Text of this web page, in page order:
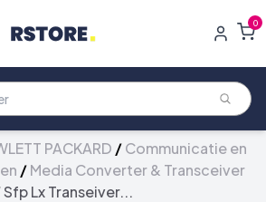
0
PACKARD /Communicatie en
/Media Converter & Transceiver
Sfp Lx Transeiver...